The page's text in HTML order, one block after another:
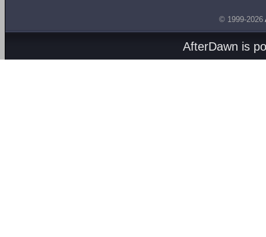
© 1999-2026
AfterDawn is